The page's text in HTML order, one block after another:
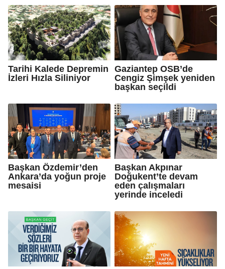
Tarihi Kalede Depremin
İzleri Hızla Siliniyor
Gaziantep OSB’de
Cengiz Şimşek yeniden
başkan seçildi
Başkan Özdemir’den
Ankara’da yoğun proje
mesaisi
Başkan Akpınar
Doğukent’te devam
eden çalışmaları
yerinde inceledi